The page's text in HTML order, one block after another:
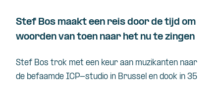
Stef Bos maakt een reis door de tijd om
woorden van toen naar het nu te zingen
Stef Bos trok met een keur aan muzikanten naar
de befaamde ICP-studio in Brussel en dook in 35